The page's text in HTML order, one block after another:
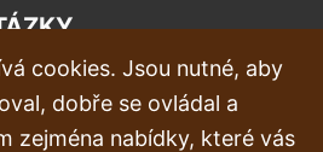
cookies. Jsou nutné, aby
dobře se ovládal a
zejména nabídky, které vás